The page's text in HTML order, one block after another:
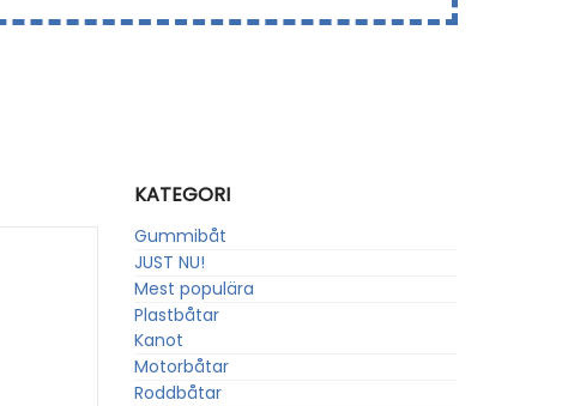
KATEGORI
Gummibåt
JUST NU!
Mest populära
Plastbåtar
Kanot
Motorbåtar
Roddbåtar